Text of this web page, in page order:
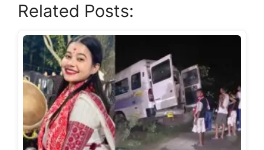
at
s
A
p
p
c
e
b
o
o
k
e
gr
a
m
y
n
k
e
Related Posts: